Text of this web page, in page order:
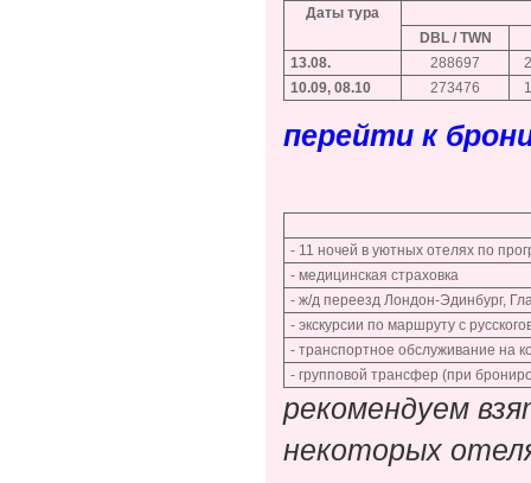
Даты тура
DBL / TWN
13.08.
288697
10.09, 08.10
273476
перейти к
- 11 ночей в уютных отелях по
- медицинская страховка
- ж/д переезд Лондон-Эдинбург,
- экскурсии по маршруту с
- транспортное обслуживание на
- групповой трансфер (при
рекомендуем
некоторых